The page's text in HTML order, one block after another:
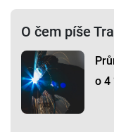
O čem píše
o 4